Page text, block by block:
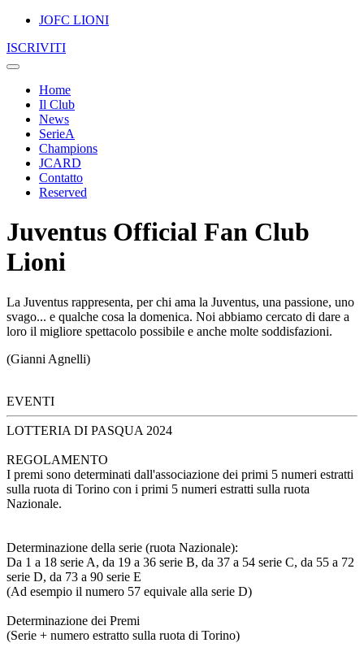
JOFC LIONI
ISCRIVITI
Home
Il Club
News
SerieA
Champions
JCARD
Contatto
Reserved
Juventus Official Fan Club
Lioni
La Juventus rappresenta, per chi ama la Juventus, una passione, uno
svago... e qualche cosa la domenica. Noi abbiamo cercato di dare a
loro il migliore spettacolo possibile e anche molte soddisfazioni.
(Gianni Agnelli)
EVENTI
LOTTERIA DI PASQUA 2024
REGOLAMENTO
I premi sono determinati dall'associazione dei primi 5 numeri estratti
sulla ruota di Torino con i primi 5 numeri estratti sulla ruota
Nazionale.
Determinazione della serie (ruota Nazionale):
Da 1 a 18 serie A, da 19 a 36 serie B, da 37 a 54 serie C, da 55 a 72
serie D, da 73 a 90 serie E
(Ad esempio il numero 57 equivale alla serie D)
Determinazione dei Premi
(Serie + numero estratto sulla ruota di Torino)